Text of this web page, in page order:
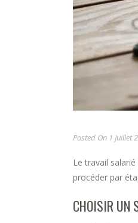
Posted On 1 Juillet
Le travail
procéder par
CHOISIR UN